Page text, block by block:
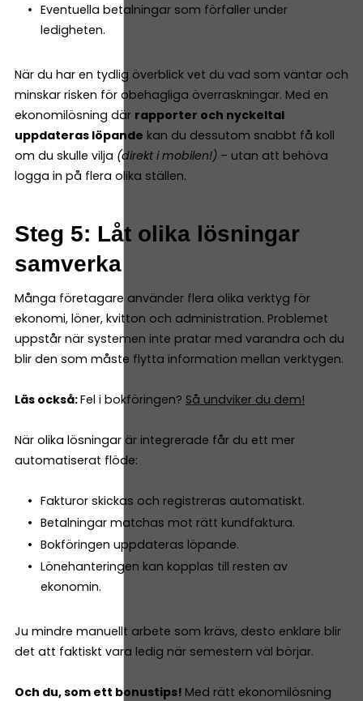
Eventuella betalningar som förfaller under
ledigheten.
När du har en tydlig överblick vet du vad som väntar och
minskar risken för obehagliga överraskningar. Med en
ekonomilösning där rapporter och nyckeltal
uppdateras löpande kan du dessutom snabbt få koll
om du skulle vilja (direkt i mobilen!) – utan att behöva
logga in på flera olika ställen.
Steg 5: Låt olika lösningar
samverka
Många företagare använder flera olika verktyg för
ekonomi, löner, kvitton och administration. Problemet
uppstår när systemen inte pratar med varandra och du
blir den som måste flytta information mellan verktygen.
Läs också:Fel i bokföringen? Så undviker du dem!
När olika lösningar är integrerade får du ett mer
automatiserat flöde:
Fakturor skickas och registreras automatiskt.
Betalningar matchas mot rätt kundfaktura.
Bokföringen uppdateras löpande.
Lönehanteringen kan kopplas till resten av
ekonomin.
Ju mindre manuellt arbete som krävs, desto enklare blir
det att faktiskt vara ledig när semestern väl börjar.
Och du, som ett bonustips! Med rätt ekonomilösning